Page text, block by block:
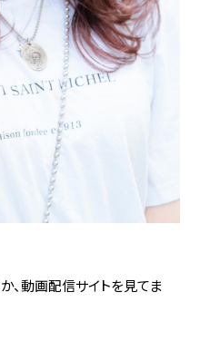
、動画配信サイトを見てま